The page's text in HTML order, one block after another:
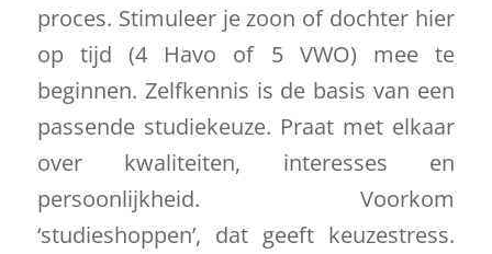
proces. Stimuleer je zoon of dochter hier
op tijd (4 Havo of 5 VWO) mee te
beginnen. Zelfkennis is de basis van een
passende studiekeuze. Praat met elkaar
over kwaliteiten, interesses en
persoonlijkheid. Voorkom
‘studieshoppen’, dat geeft keuzestress.